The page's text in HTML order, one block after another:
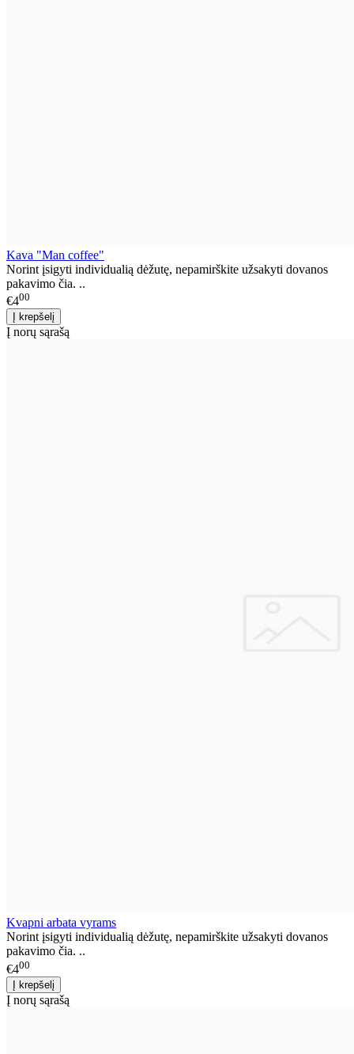
Kava "Man coffee"
Norint įsigyti individualią dėžutę, nepamirškite užsakyti dovanos
pakavimo čia. ..
€400
Į norų sąrašą
Kvapni arbata vyrams
Norint įsigyti individualią dėžutę, nepamirškite užsakyti dovanos
pakavimo čia. ..
€400
Į norų sąrašą